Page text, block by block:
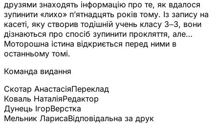
друзями знаходять інформацію про те, як вдалося
зупинити «лихо» п’ятнадцять років тому. Із запису на
касеті, яку створив тодішній учень класу 3‒3, вони
дізнаються про спосіб зупинити прокляття, але…
Моторошна істина відкриється перед ними в
останньому томі.
Команда видання
Скотар АнастасіяПереклад
Коваль НаталіяРедактор
Дунець ІгорВерстка
Мельник ЛарисаВідповідальна за друк